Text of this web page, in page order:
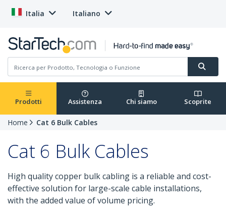
Italia Italiano
Prodotti Assistenza Chi siamo Scoprite
Home Cat 6 Bulk Cables
Cat 6 Bulk Cables
High quality copper bulk cabling is a reliable and cost-
effective solution for large-scale cable installations,
with the added value of volume pricing.